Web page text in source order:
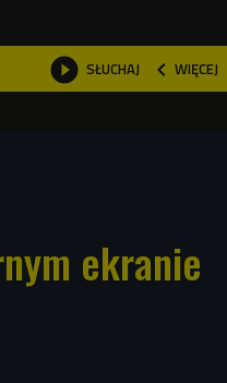
 SŁUCHAJ  WIĘCEJ

ekranie